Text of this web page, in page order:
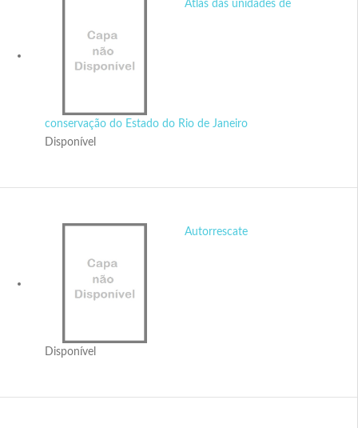
Atlas das unidades de
conservação do Estado do Rio de Janeiro
Disponível
Autorrescate
Disponível